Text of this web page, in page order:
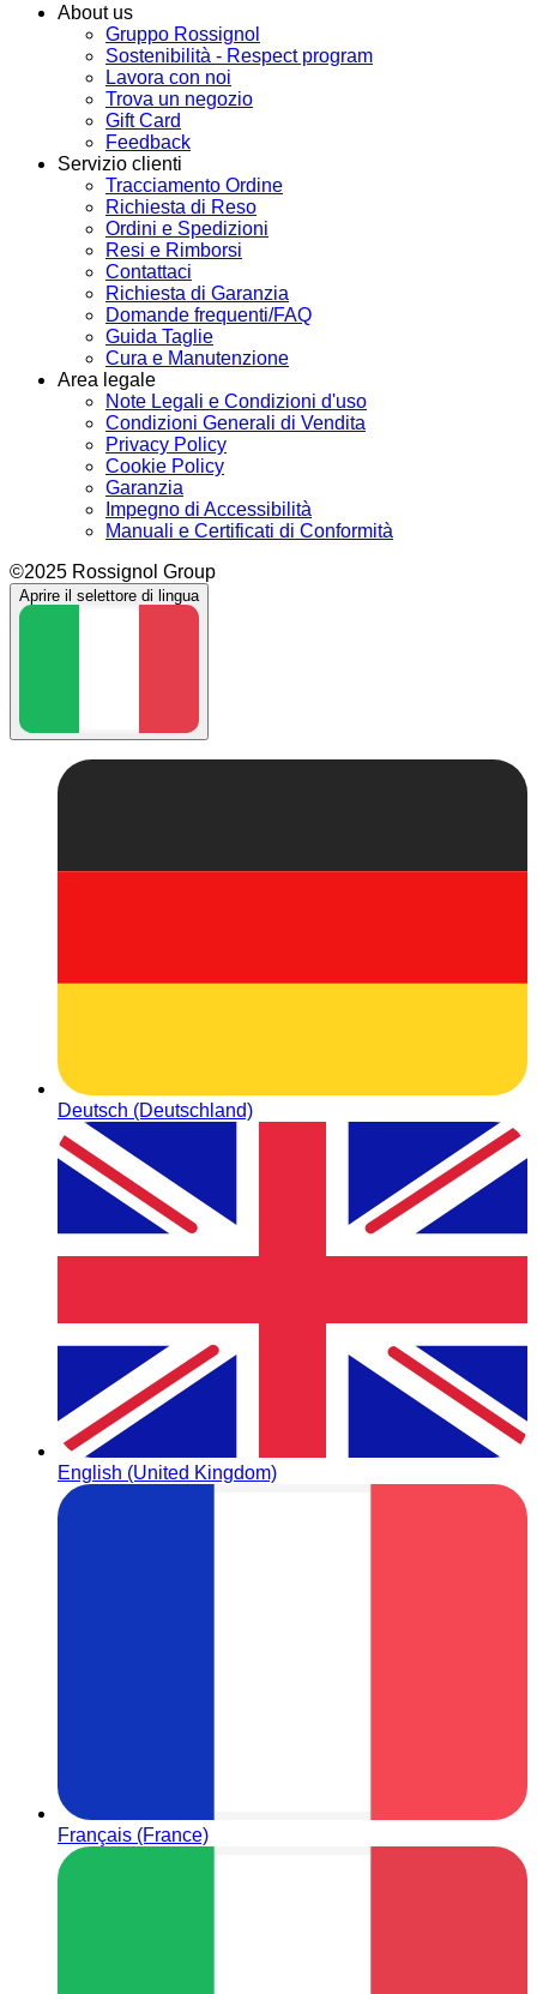
About us
Gruppo Rossignol
Sostenibilità - Respect program
Lavora con noi
Trova un negozio
Gift Card
Feedback
Servizio clienti
Tracciamento Ordine
Richiesta di Reso
Ordini e Spedizioni
Resi e Rimborsi
Contattaci
Richiesta di Garanzia
Domande frequenti/FAQ
Guida Taglie
Cura e Manutenzione
Area legale
Note Legali e Condizioni d'uso
Condizioni Generali di Vendita
Privacy Policy
Cookie Policy
Garanzia
Impegno di Accessibilità
Manuali e Certificati di Conformità
©2025 Rossignol Group
Aprire il selettore di lingua
Deutsch (Deutschland)
English (United Kingdom)
Français (France)